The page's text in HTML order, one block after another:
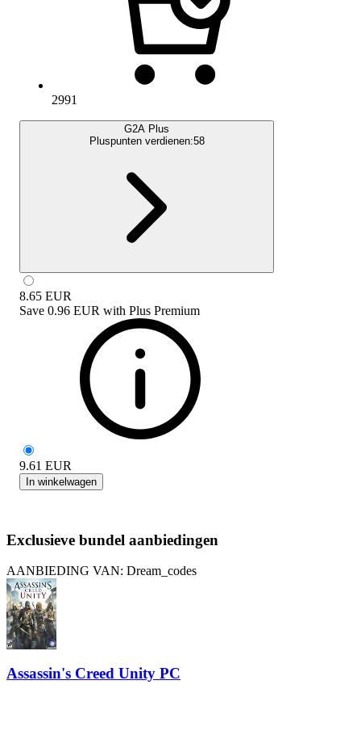
2991
G2A Plus
Pluspunten verdienen:58
8.65 EUR
Save 0.96 EUR with Plus Premium
9.61 EUR
In winkelwagen
Exclusieve bundel aanbiedingen
AANBIEDING VAN: Dream_codes
Assassin's Creed Unity PC